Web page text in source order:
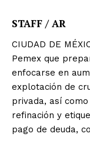
STAFF / AR
CIUDAD DE
Pemex que
enfocarse en
explotación de
privada, así
refinación y
pago de deuda,